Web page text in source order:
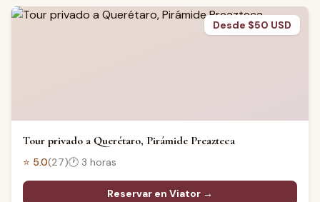
Desde $50 USD
Tour privado a Querétaro, Pirámide Preazteca
⭐ 5.0(27)🕐 3 horas
Reservar en Viator →